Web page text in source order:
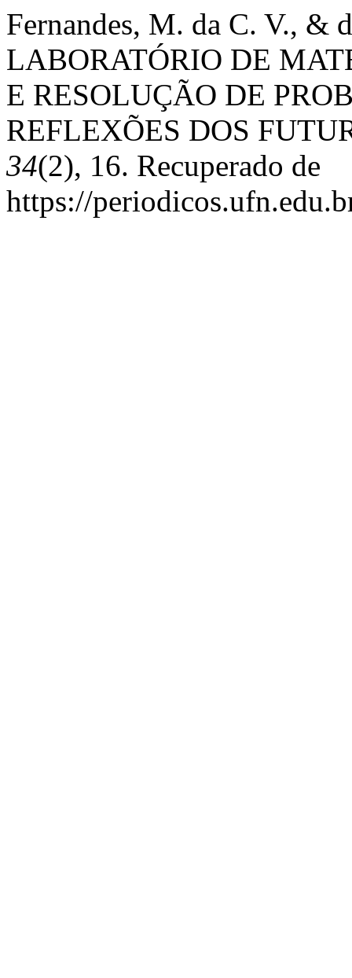
Fernandes, M. da C. V., &
LABORATÓRIO DE
E RESOLUÇÃO DE
REFLEXÕES DOS
34(2), 16. Recuperado de
https://